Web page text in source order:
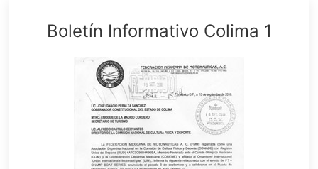
Boletín Informativo Colima 1